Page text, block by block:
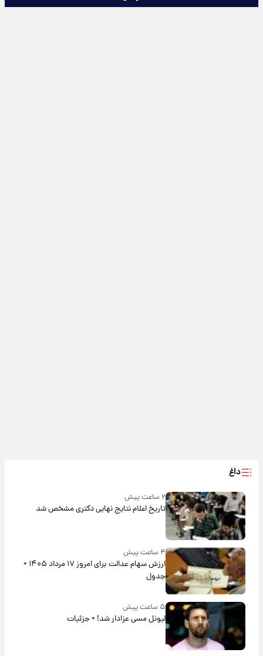
داغ
۲ ساعت پیش
تاریخ اعلام نتایج نهایی دکتری مشخص شد
۴ ساعت پیش
ارزش سهام عدالت برای امروز ۱۷ مرداد ۱۴۰۵ +
جدول
۵ ساعت پیش
لیونل مسی عزادار شد! + جزئیات